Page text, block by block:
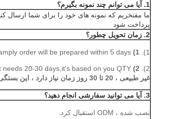
1. آیا می توانم چند نمونه بگیرم؟
ما مفتخریم که نمونه های خود را برای شما
پرداخت شود
2. زمان تحویل چطور؟
1).
1)
order will be prepared within 5 days.
2).
2)
20-30 days,it's based on you QTY.
غیر طبیعی ، 20 تا 30 روز زمان نیاز دارد ، این بستگی به QTY دارد.
3. آیا می توانید سفارشی انجام دهید؟
نصب شده ، ODM استقبال کرد.